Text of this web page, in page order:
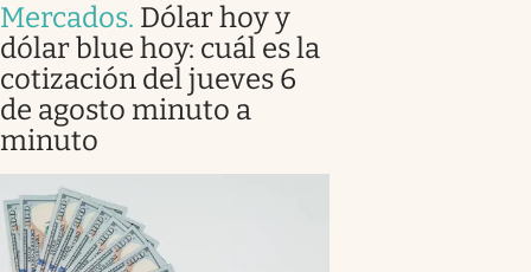
Mercados. Dólar hoy y
dólar blue hoy: cuál es la
cotización del jueves 6
de agosto minuto a
minuto